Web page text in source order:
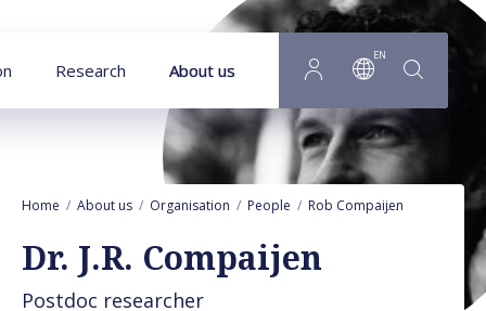
Research About us
EN
Home About us Organisation People Rob Compaijen Press/
Dr. J.R. Compaijen
Postdoc researcher